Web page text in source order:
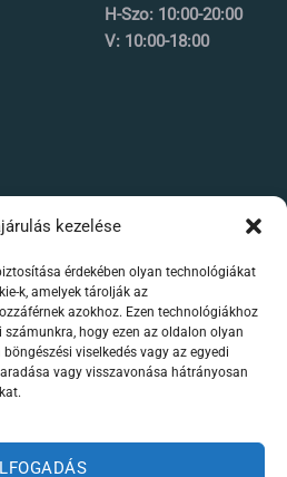
kezelése
érdekében olyan technológiákat
k, amelyek tárolják az
azokhoz. Ezen technológiákhoz
hogy ezen az oldalon olyan
viselkedés vagy az egyedi
vagy visszavonása hátrányosan
H-Szo: 10:00-20:00
V: 10:00-18:00